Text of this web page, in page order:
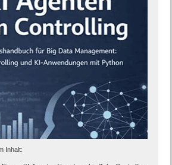
Inhalt: